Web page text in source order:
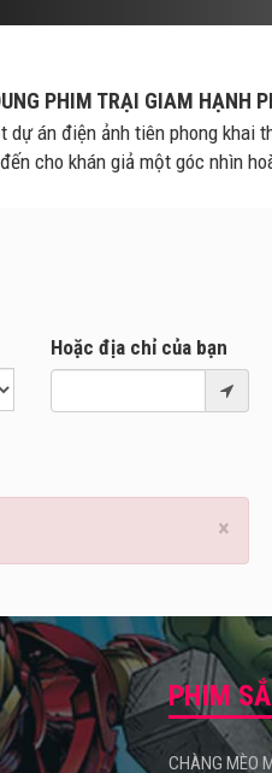
PHIM TRẠI GIAM HẠNH
dự án điện ảnh tiên phong khai
cho khán giả một góc nhìn
Hoặc địa chỉ của bạn
×
PHIM
CHÀNG MÈO